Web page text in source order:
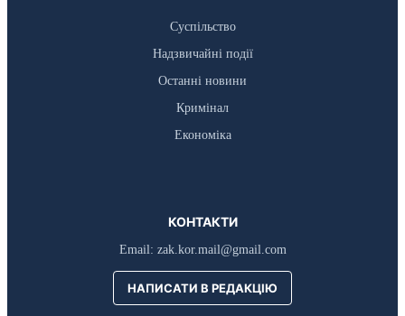
Суспільство
Надзвичайні події
Останні новини
Кримінал
Економіка
КОНТАКТИ
Email: zak.kor.mail@gmail.com
НАПИСАТИ В РЕДАКЦІЮ